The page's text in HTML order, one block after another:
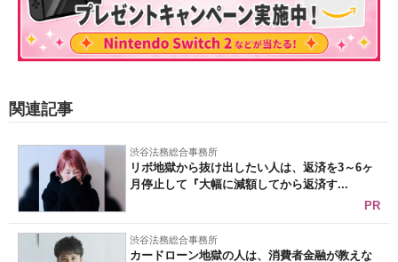
関連記事
渋谷法務総合事務所
リボ地獄から抜け出したい人は、返済を3～6ヶ
月停止して『大幅に減額してから返済す...
PR
渋谷法務総合事務所
カードローン地獄の人は、消費者金融が教えな